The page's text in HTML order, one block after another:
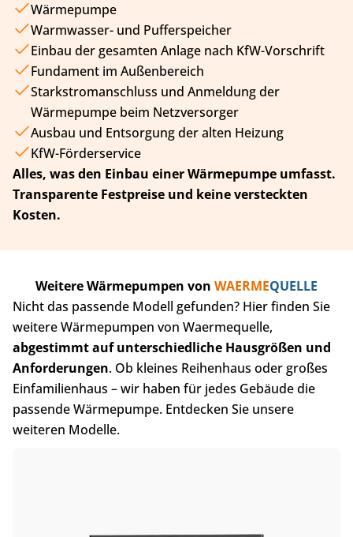
Wärmepumpe
Warmwasser- und Pufferspeicher
Einbau der gesamten Anlage nach KfW-Vorschrift
Fundament im Außenbereich
Starkstromanschluss und Anmeldung der
Wärmepumpe beim Netzversorger
Ausbau und Entsorgung der alten Heizung
KfW-Förderservice
Alles, was den Einbau einer Wärmepumpe umfasst.
Transparente Festpreise und keine versteckten
Kosten.
Weitere Wärmepumpen von WAERMEQUELLE
Nicht das passende Modell gefunden? Hier finden Sie
weitere Wärmepumpen von Waermequelle,
abgestimmt auf unterschiedliche Hausgrößen und
Anforderungen. Ob kleines Reihenhaus oder großes
Einfamilienhaus – wir haben für jedes Gebäude die
passende Wärmepumpe. Entdecken Sie unsere
weiteren Modelle.